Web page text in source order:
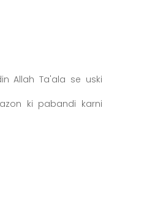
Allah Ta'ala se uski
ki pabandi karni